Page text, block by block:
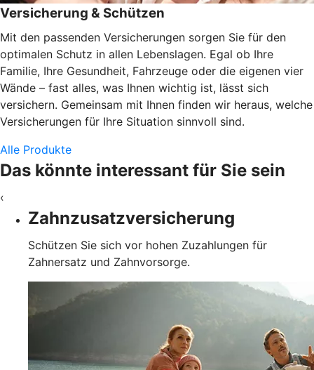
Versicherung & Schützen
Mit den passenden Versicherungen sorgen Sie für den
optimalen Schutz in allen Lebenslagen. Egal ob Ihre
Familie, Ihre Gesundheit, Fahrzeuge oder die eigenen vier
Wände – fast alles, was Ihnen wichtig ist, lässt sich
versichern. Gemeinsam mit Ihnen finden wir heraus, welche
Versicherungen für Ihre Situation sinnvoll sind.
Alle Produkte
Das könnte interessant für Sie sein
‹
Zahnzusatzversicherung
Schützen Sie sich vor hohen Zuzahlungen für
Zahnersatz und Zahnvorsorge.